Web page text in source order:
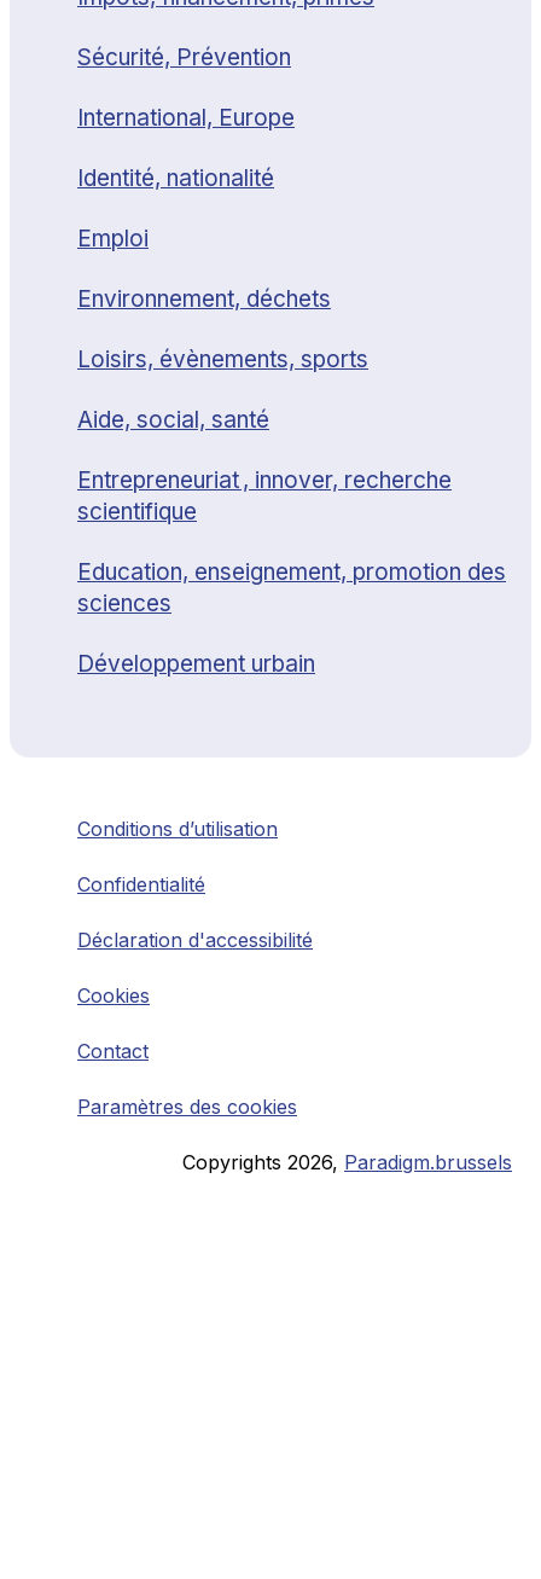
Sécurité, Prévention
International, Europe
Identité, nationalité
Emploi
Environnement, déchets
Loisirs, évènements, sports
Aide, social, santé
Entrepreneuriat , innover, recherche
scientifique
Education, enseignement, promotion des
sciences
Développement urbain
Conditions d’utilisation
Confidentialité
Déclaration d'accessibilité
Cookies
Contact
Paramètres des cookies
Copyrights 2026, Paradigm.brussels